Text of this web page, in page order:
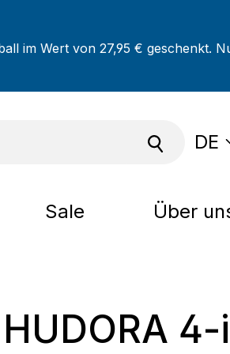
im Wert von 27,95 € geschenkt.
DE
Sale Über
HUDORA